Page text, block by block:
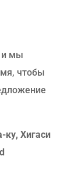
и мы
чтобы
ку, Хигаси